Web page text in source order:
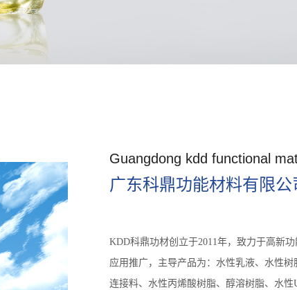
Guangdong kdd functional
广东科鼎功能材料有限公
KDD科鼎功材创立于2011年，致力于高新
应用推广，主导产品为：水性乳液、水性
连接料、水性丙烯酸树脂、醇溶树脂、水